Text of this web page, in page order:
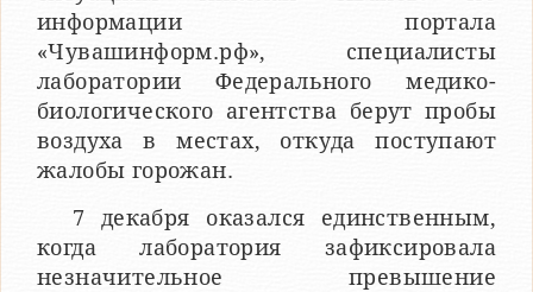
информации портала
«Чувашинформ.рф», специалисты
лаборатории Федерального медико-
биологического агентства берут пробы
воздуха в местах, откуда поступают
жалобы горожан.
7 декабря оказался единственным,
когда лаборатория зафиксировала
незначительное превышение